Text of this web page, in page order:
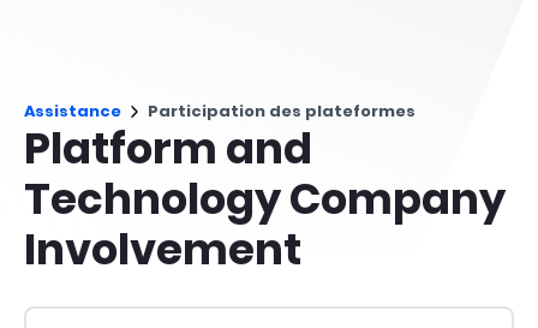
Assistance Participation des plateformes
Platform and
Technology Company
Involvement